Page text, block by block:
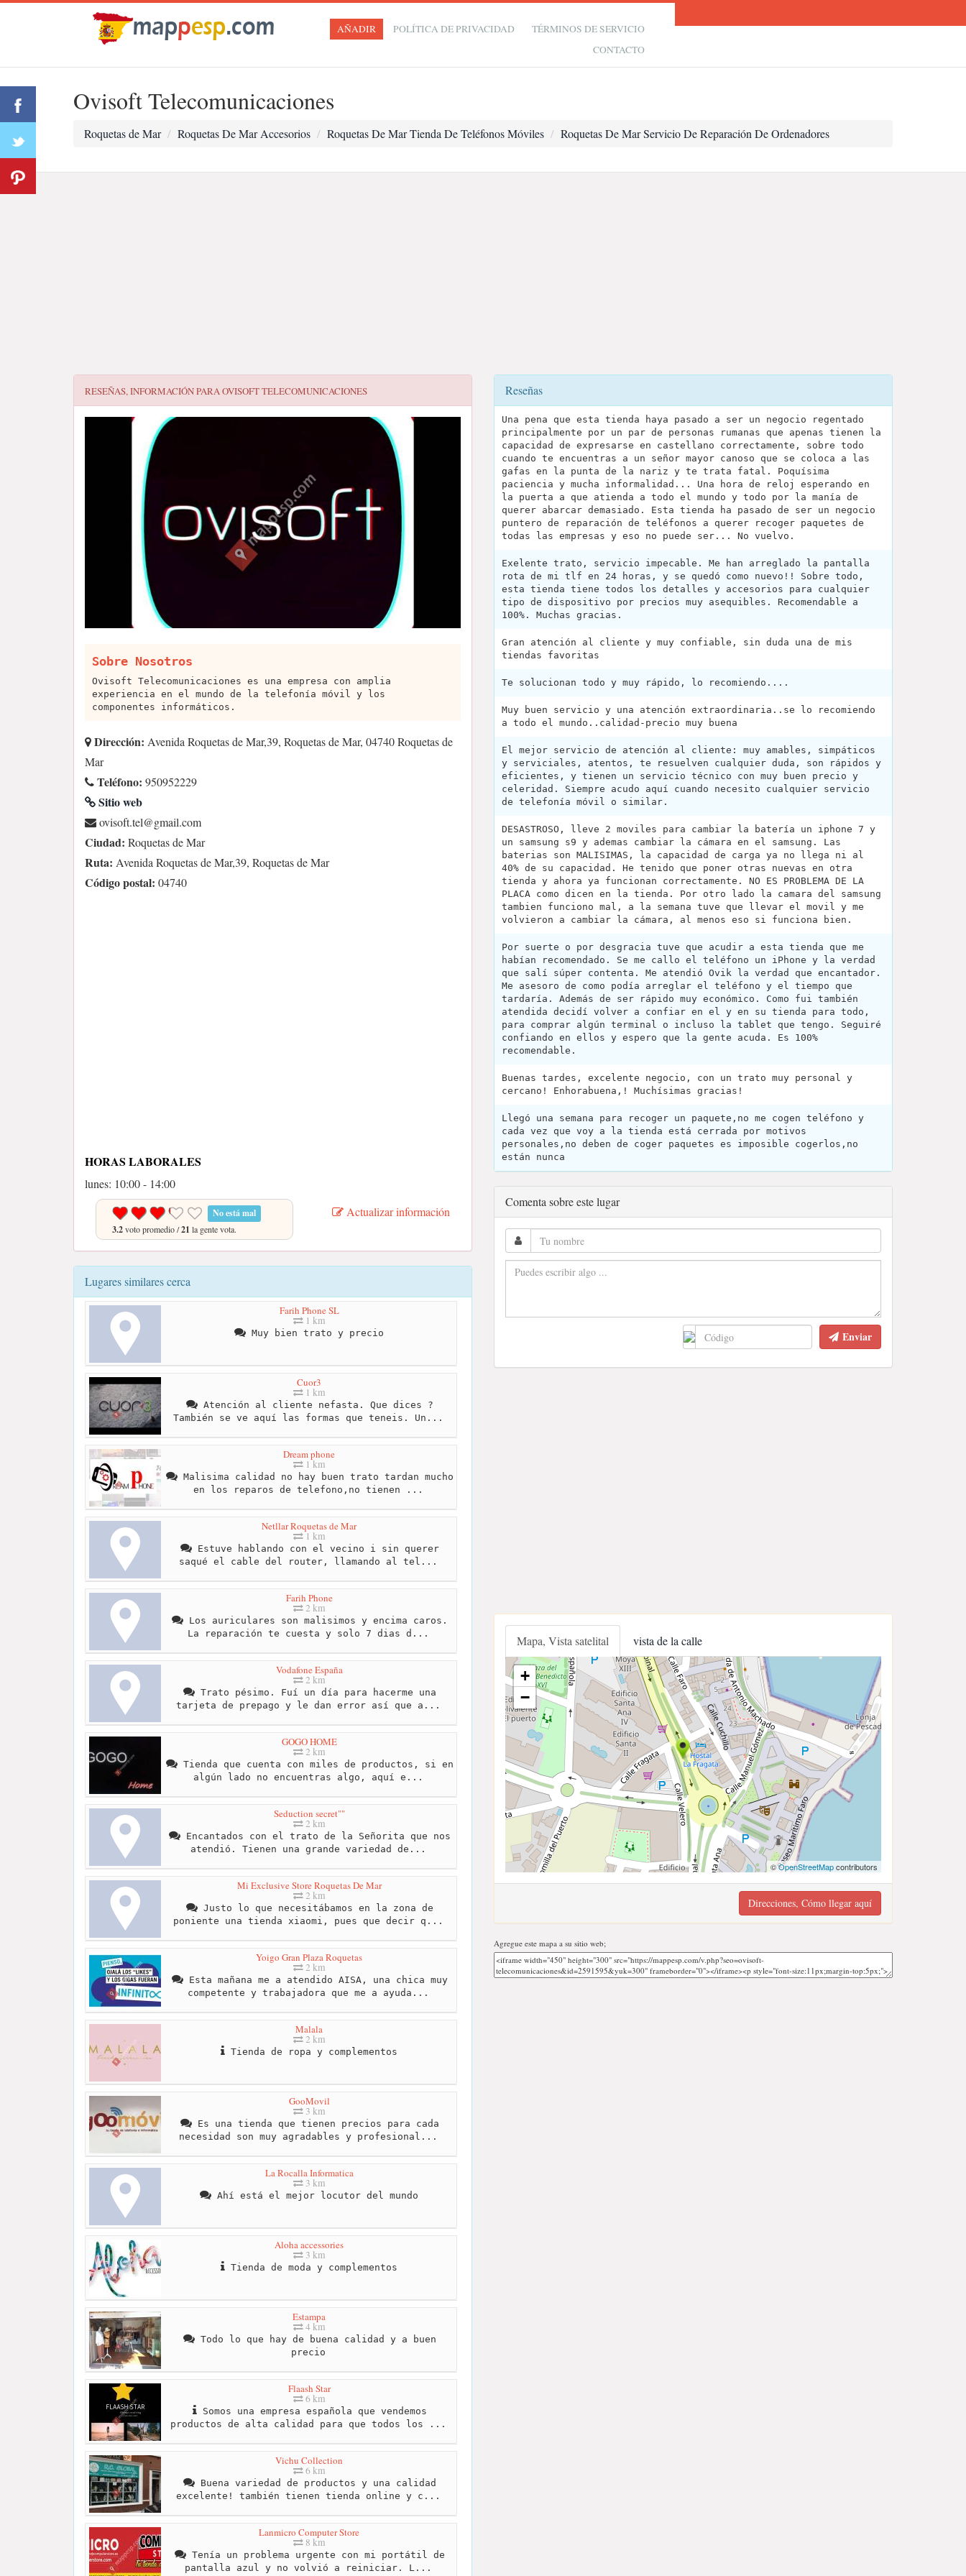
AÑADIR POLÍTICA DE PRIVACIDAD
TÉRMINOS DE SERVICIO
CONTACTO
Ovisoft Telecomunicaciones
Roquetas de Mar Roquetas De Mar Accesorios Roquetas De Mar Tienda De Teléfonos Móviles Roquetas De Mar Servicio De Reparación De Ordenadores
RESEÑAS, INFORMACIÓN PARAOVISOFT TELECOMUNICACIONES
Sobre Nosotros
Ovisoft Telecomunicaciones es una empresa con amplia
experiencia en el mundo de la telefonía móvil y los
componentes informáticos.
Dirección: Avenida Roquetas de Mar,39, Roquetas de Mar, 04740 Roquetas de
Mar
Teléfono: 950952229
Sitio web
moc.liamg@let.tfosivo
Ciudad: Roquetas de Mar
Ruta: Avenida Roquetas de Mar,39, Roquetas de Mar
Código postal: 04740
HORAS LABORALES
lunes: 10:00 - 14:00
No está mal
3.2voto promedio /21 la gente vota.
Actualizar información
Lugares similares cerca
Farih Phone SL
1 km
Muy bien trato y precio
Cuor3
1 km
Atención al cliente nefasta. Que dices ?
También se ve aquí las formas que teneis. Un...
Dream phone
1 km
Malisima calidad no hay buen trato tardan mucho
en los reparos de telefono,no tienen ...
Netllar Roquetas de Mar
1 km
Estuve hablando con el vecino i sin querer
saqué el cable del router, llamando al tel...
Farih Phone
2 km
Los auriculares son malisimos y encima caros.
La reparación te cuesta y solo 7 dias d...
Vodafone España
2 km
Trato pésimo. Fuí un día para hacerme una
tarjeta de prepago y le dan error así que a...
GOGO HOME
2 km
Tienda que cuenta con miles de productos, si en
algún lado no encuentras algo, aquí e...
Seduction secret""
2 km
Encantados con el trato de la Señorita que nos
atendió. Tienen una grande variedad de...
Mi Exclusive Store Roquetas De Mar
2 km
Justo lo que necesitábamos en la zona de
poniente una tienda xiaomi, pues que decir q...
Yoigo Gran Plaza Roquetas
2 km
Esta mañana me a atendido AISA, una chica muy
competente y trabajadora que me a ayuda...
Malala
2 km
Tienda de ropa y complementos
GooMovil
3 km
Es una tienda que tienen precios para cada
necesidad son muy agradables y profesional...
La Rocalla Informatica
3 km
Ahí está el mejor locutor del mundo
Aloha accessories
3 km
Tienda de moda y complementos
Estampa
4 km
Todo lo que hay de buena calidad y a buen
precio
Flaash Star
6 km
Somos una empresa española que vendemos
productos de alta calidad para que todos los ...
Vichu Collection
6 km
Buena variedad de productos y una calidad
excelente! también tienen tienda online y c...
Lanmicro Computer Store
8 km
Tenía un problema urgente con mi portátil de
pantalla azul y no volvió a reiniciar. L...
Reseñas
Una pena que esta tienda haya pasado a ser un negocio regentado
principalmente por un par de personas rumanas que apenas tienen la
capacidad de expresarse en castellano correctamente, sobre todo
cuando te encuentras a un señor mayor canoso que se coloca a las
gafas en la punta de la nariz y te trata fatal. Poquísima
paciencia y mucha informalidad... Una hora de reloj esperando en
la puerta a que atienda a todo el mundo y todo por la manía de
querer abarcar demasiado. Esta tienda ha pasado de ser un negocio
puntero de reparación de teléfonos a querer recoger paquetes de
todas las empresas y eso no puede ser... No vuelvo.
Exelente trato, servicio impecable. Me han arreglado la pantalla
rota de mi tlf en 24 horas, y se quedó como nuevo!! Sobre todo,
esta tienda tiene todos los detalles y accesorios para cualquier
tipo de dispositivo por precios muy asequibles. Recomendable a
100%. Muchas gracias.
Gran atención al cliente y muy confiable, sin duda una de mis
tiendas favoritas
Te solucionan todo y muy rápido, lo recomiendo....
Muy buen servicio y una atención extraordinaria..se lo recomiendo
a todo el mundo..calidad-precio muy buena
El mejor servicio de atención al cliente: muy amables, simpáticos
y serviciales, atentos, te resuelven cualquier duda, son rápidos y
eficientes, y tienen un servicio técnico con muy buen precio y
celeridad. Siempre acudo aquí cuando necesito cualquier servicio
de telefonía móvil o similar.
DESASTROSO, lleve 2 moviles para cambiar la batería un iphone 7 y
un samsung s9 y ademas cambiar la cámara en el samsung. Las
baterias son MALISIMAS, la capacidad de carga ya no llega ni al
40% de su capacidad. He tenido que poner otras nuevas en otra
tienda y ahora ya funcionan correctamente. NO ES PROBLEMA DE LA
PLACA como dicen en la tienda. Por otro lado la camara del samsung
tambien funciono mal, a la semana tuve que llevar el movil y me
volvieron a cambiar la cámara, al menos eso si funciona bien.
Por suerte o por desgracia tuve que acudir a esta tienda que me
habían recomendado. Se me callo el teléfono un iPhone y la verdad
que salí súper contenta. Me atendió Ovik la verdad que encantador.
Me asesoro de como podía arreglar el teléfono y el tiempo que
tardaría. Además de ser rápido muy económico. Como fui también
atendida decidí volver a confiar en el y en su tienda para todo,
para comprar algún terminal o incluso la tablet que tengo. Seguiré
confiando en ellos y espero que la gente acuda. Es 100%
recomendable.
Buenas tardes, excelente negocio, con un trato muy personal y
cercano! Enhorabuena,! Muchísimas gracias!
Llegó una semana para recoger un paquete,no me cogen teléfono y
cada vez que voy a la tienda está cerrada por motivos
personales,no deben de coger paquetes es imposible cogerlos,no
están nunca
Comenta sobre este lugar
Enviar
Mapa, Vista satelital vista de la calle
+
−
©OpenStreetMapcontributors
Direcciones, Cómo llegar aquí
Agregue este mapa a su sitio web;